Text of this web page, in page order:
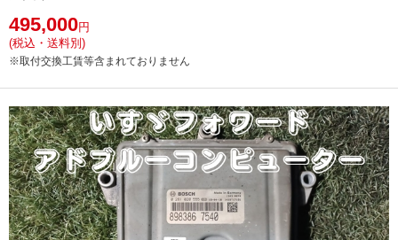
495,000円
(税込・送料別)
※取付交換工賃等含まれておりません